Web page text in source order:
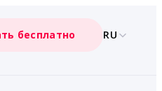
бесплатно RU